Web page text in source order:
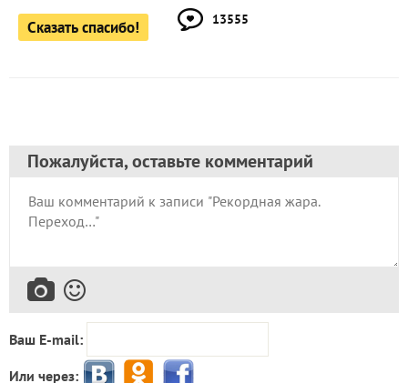
Сказать спасибо! 13555
Пожалуйста, оставьте комментарий
Ваш E-mail:
Или через: